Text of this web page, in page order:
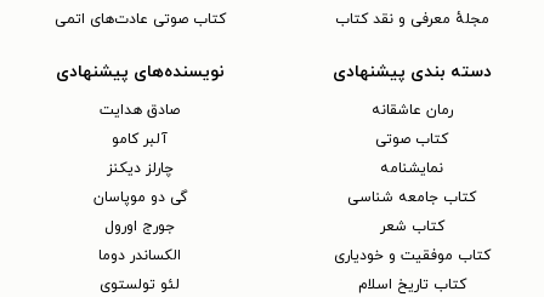
مجلهٔ معرفی و نقد کتاب
کتاب صوتی عادت‌های اتمی
دسته بندی پیشنهادی
رمان عاشقانه
کتاب‌ صوتی
نمایشنامه
کتاب جامعه شناسی
کتاب شعر
کتاب موفقیت و خودیاری
کتاب تاریخ اسلام
نویسنده‌های پیشنهادی
صادق هدایت
آلبر کامو
چارلز دیکنز
گی دو موپاسان
جورج اورول
الکساندر دوما
لئو تولستوی